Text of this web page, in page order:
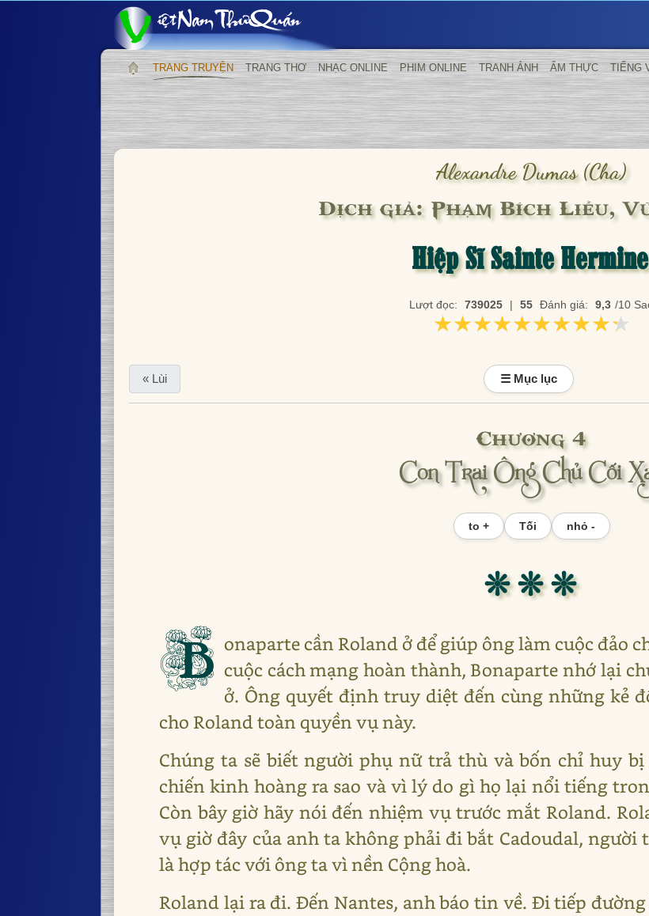
TRANG TRUYỆN TRANG THƠ NHẠC ONLINE PHIM ONLINE TRANH ẢNH ẨM THỰC TIẾNG
Alexandre Dumas (cha)
Dịch giả: Phạm Bích Liễu,
Hiệp Sĩ Sainte Hermine
Lượt đọc: 739025 | 55 Đánh giá: 9,3 /10
★★★★★★★★★★
★★★★★★★★★★
« Lùi ☰ Mục lục
Chương 4
Con Trai Ông Chủ Cối
to + Tối nhỏ -
❊ ❊ ❊
B onaparte cần Roland ở để giúp ông làm cuộc đảo
cuộc cách mạng hoàn thành, Bonaparte nhớ lại
ở. Ông quyết định truy diệt đến cùng những kẻ
cho Roland toàn quyền vụ này.
Chúng ta sẽ biết người phụ nữ trả thù và bốn chỉ huy
chiến kinh hoàng ra sao và vì lý do gì họ lại nổi tiếng
Còn bây giờ hãy nói đến nhiệm vụ trước mắt Roland.
vụ giờ đây của anh ta không phải đi bắt Cadoudal, người
là hợp tác với ông ta vì nền Cộng hoà.
Roland lại ra đi. Đến Nantes, anh báo tin về. Đi tiếp